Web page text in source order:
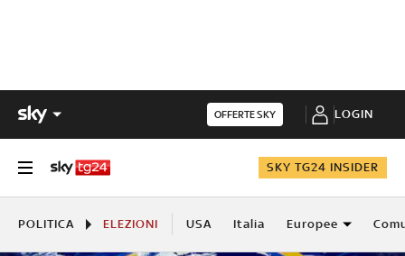
OFFERTE SKY LOGIN
SKY TG24 INSIDER
POLITICA ELEZIONI USA Italia Europee